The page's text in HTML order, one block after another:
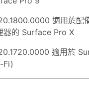
適用於配
器的 Surface Pro X
適用於
Fi)